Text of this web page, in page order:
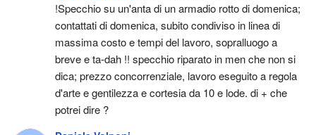
!Specchio su un'anta di un armadio rotto di domenica;
contattati di domenica, subito condiviso in linea di
massima costo e tempi del lavoro, sopralluogo a
breve e ta-dah !! specchio riparato in men che non si
dica; prezzo concorrenziale, lavoro eseguito a regola
d'arte e gentilezza e cortesia da 10 e lode. di + che
potrei dire ?